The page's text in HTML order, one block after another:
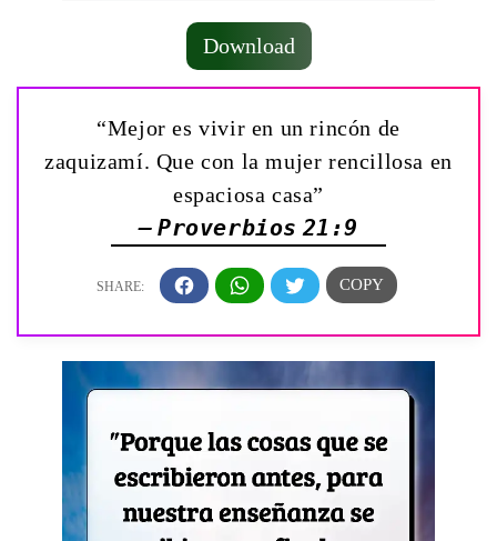
Download
“Mejor es vivir en un rincón de
zaquizamí. Que con la mujer rencillosa en
espaciosa casa”
— Proverbios 21:9